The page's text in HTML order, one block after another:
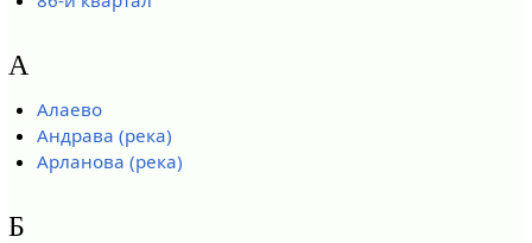
А
Алаево
Андрава (река)
Арланова (река)
Б